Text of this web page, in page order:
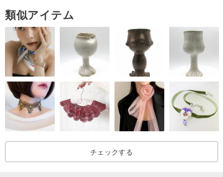
類似アイテム
チェックする